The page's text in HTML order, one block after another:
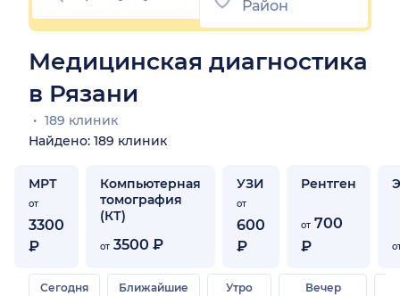
Медицинская диагностика
в Рязани
189 клиник
Найдено: 189 клиник
МРТ
от
3300
₽
Компьютерная
томография
(КТ)
от 3500 ₽
УЗИ
от
600
₽
Рентген
от 700
₽
Сегодня
Ближайшие
Утро
Вечер